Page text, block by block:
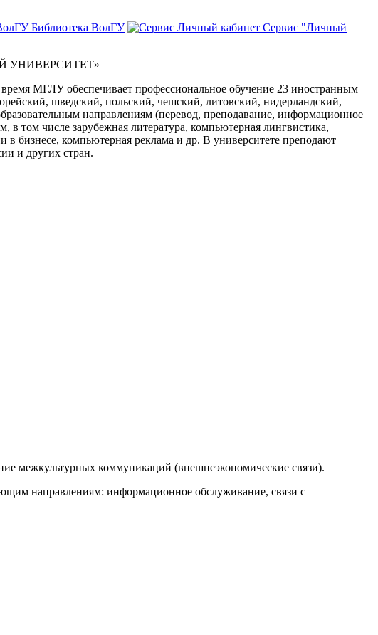
Библиотека ВолГУ
Сервис "Личный
УНИВЕРСИТЕТ»
МГЛУ обеспечивает профессиональное обучение 23 иностранным
шведский, польский, чешский, литовский, нидерландский,
направлениям (перевод, преподавание, информационное
том числе зарубежная литература, компьютерная лингвистика,
бизнесе, компьютерная реклама и др. В университете преподают
и других стран.
межкультурных коммуникаций (внешнеэкономические связи).
направлениям: информационное обслуживание, связи с